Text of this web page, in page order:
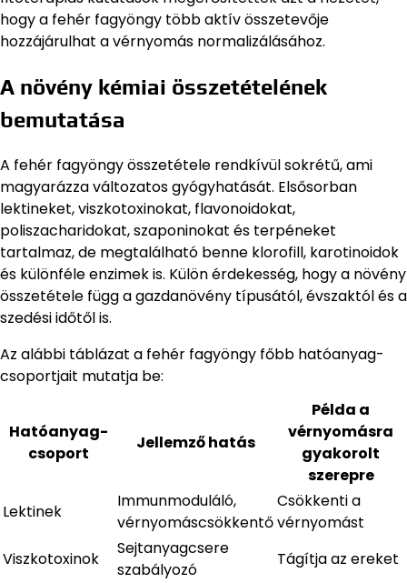
hogy a fehér fagyöngy több aktív összetevője
hozzájárulhat a vérnyomás normalizálásához.
A növény kémiai összetételének
bemutatása
A fehér fagyöngy összetétele rendkívül sokrétű, ami
magyarázza változatos gyógyhatását. Elsősorban
lektineket, viszkotoxinokat, flavonoidokat,
poliszacharidokat, szaponinokat és terpéneket
tartalmaz, de megtalálható benne klorofill, karotinoidok
és különféle enzimek is. Külön érdekesség, hogy a növény
összetétele függ a gazdanövény típusától, évszaktól és a
szedési időtől is.
Az alábbi táblázat a fehér fagyöngy főbb hatóanyag-
csoportjait mutatja be:
Hatóanyag-
csoport
Jellemző hatás
Példa a
vérnyomásra
gyakorolt
szerepre
Lektinek
Immunmoduláló,
vérnyomáscsökkentő
Csökkenti a
vérnyomást
Viszkotoxinok
Sejtanyagcsere
szabályozó
Tágítja az ereket